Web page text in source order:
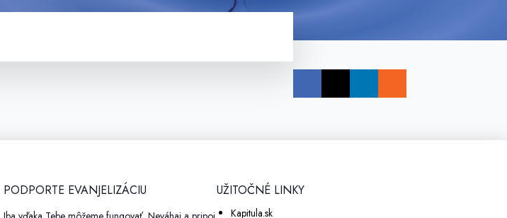
PODPORTE EVANJELIZÁCIU UŽITOČNÉ LINKY
Kapitula.sk